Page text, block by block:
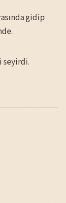
gidip
seyirdi.